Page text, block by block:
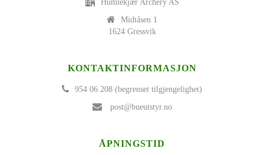
Humlekjær Archery AS
Midtåsen 1
1624 Gressvik
KONTAKTINFORMASJON
954 06 208 (begrenset tilgjengelighet)
post@bueutstyr.no
ÅPNINGSTID